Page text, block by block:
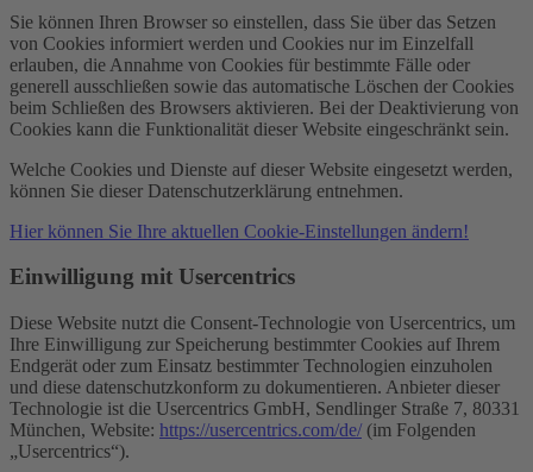
Sie können Ihren Browser so einstellen, dass Sie über das Setzen
von Cookies informiert werden und Cookies nur im Einzelfall
erlauben, die Annahme von Cookies für bestimmte Fälle oder
generell ausschließen sowie das automatische Löschen der Cookies
beim Schließen des Browsers aktivieren. Bei der Deaktivierung von
Cookies kann die Funktionalität dieser Website eingeschränkt sein.
Welche Cookies und Dienste auf dieser Website eingesetzt werden,
können Sie dieser Datenschutzerklärung entnehmen.
Hier können Sie Ihre aktuellen Cookie-Einstellungen ändern!
Einwilligung mit Usercentrics
Diese Website nutzt die Consent-Technologie von Usercentrics, um
Ihre Einwilligung zur Speicherung bestimmter Cookies auf Ihrem
Endgerät oder zum Einsatz bestimmter Technologien einzuholen
und diese datenschutzkonform zu dokumentieren. Anbieter dieser
Technologie ist die Usercentrics GmbH, Sendlinger Straße 7, 80331
München, Website: https://usercentrics.com/de/ (im Folgenden
„Usercentrics“).